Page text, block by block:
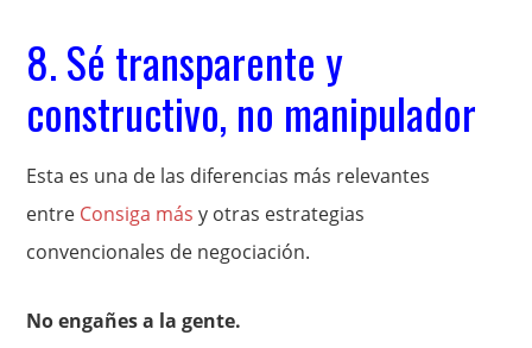
8. Sé transparente y
constructivo, no manipulador
Esta es una de las diferencias más relevantes
entre Consiga más y otras estrategias
convencionales de negociación.
No engañes a la gente.